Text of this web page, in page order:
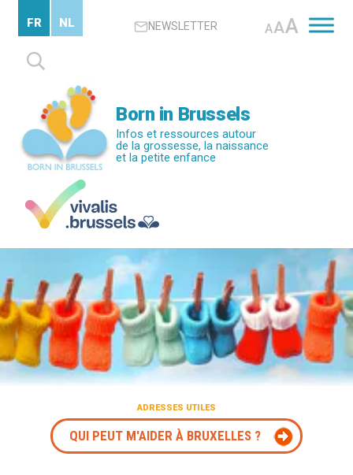
contenu
principal
NEWSLETTER AAA
Rechercher :
FR NL
Born in Brussels
Infos et ressources autour
de la grossesse, la naissance
et la petite enfance
ADRESSES UTILES
QUI PEUT M'AIDER À BRUXELLES ?